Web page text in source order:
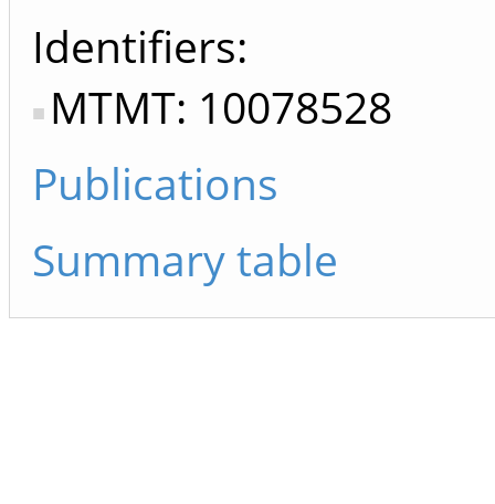
Identifiers
MTMT: 10078528
Publications
Summary table